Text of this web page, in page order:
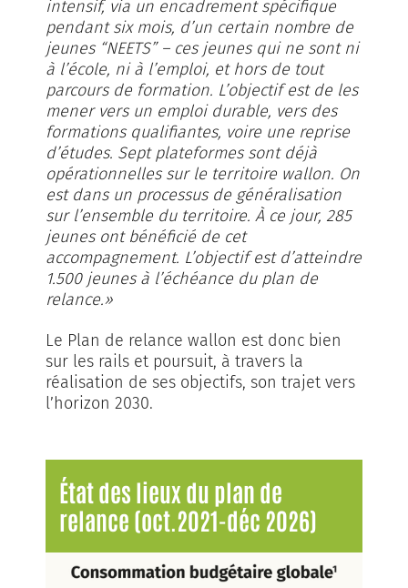
intensif, via un encadrement spécifique
pendant six mois, d’un certain nombre de
jeunes “NEETS” – ces jeunes qui ne sont ni
à l’école, ni à l’emploi, et hors de tout
parcours de formation. L’objectif est de les
mener vers un emploi durable, vers des
formations qualifiantes, voire une reprise
d’études. Sept plateformes sont déjà
opérationnelles sur le territoire wallon. On
est dans un processus de généralisation
sur l’ensemble du territoire. À ce jour, 285
jeunes ont bénéficié de cet
accompagnement. L’objectif est d’atteindre
1.500 jeunes à l’échéance du plan de
relance.»
Le Plan de relance wallon est donc bien
sur les rails et poursuit, à travers la
réalisation de ses objectifs, son trajet vers
l’horizon 2030.
État des lieux du plan de
relance (oct.2021-déc 2026)